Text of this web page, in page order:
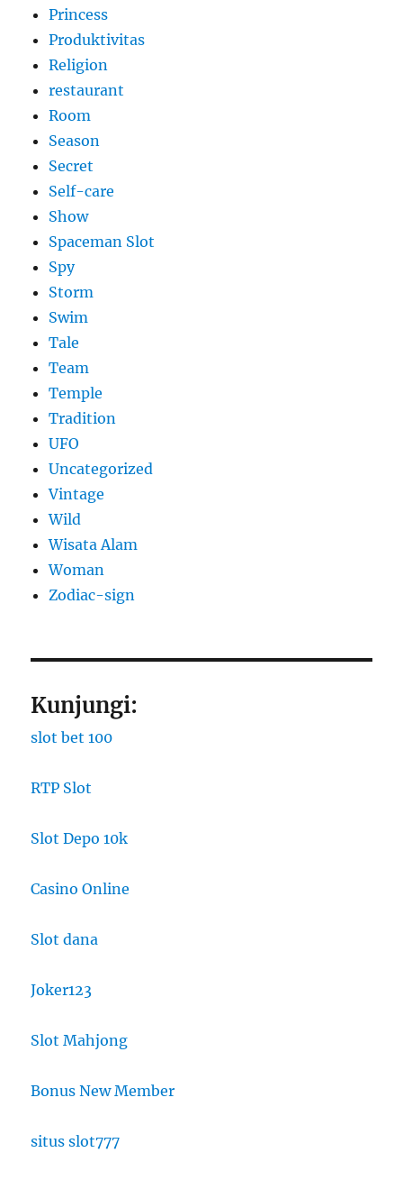
Princess
Produktivitas
Religion
restaurant
Room
Season
Secret
Self-care
Show
Spaceman Slot
Spy
Storm
Swim
Tale
Team
Temple
Tradition
UFO
Uncategorized
Vintage
Wild
Wisata Alam
Woman
Zodiac-sign
Kunjungi:
slot bet 100
RTP Slot
Slot Depo 10k
Casino Online
Slot dana
Joker123
Slot Mahjong
Bonus New Member
situs slot777